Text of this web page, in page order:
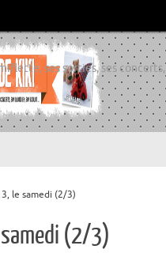
ses sorties, ses concerts,
le samedi (2/3)
(2/3)